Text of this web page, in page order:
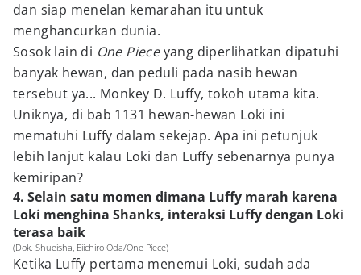
dan siap menelan kemarahan itu untuk
menghancurkan dunia.
Sosok lain di One Pieceyang diperlihatkan dipatuhi
banyak hewan, dan peduli pada nasib hewan
tersebut ya... Monkey D. Luffy, tokoh utama kita.
Uniknya, di bab 1131 hewan-hewan Loki ini
mematuhi Luffy dalam sekejap. Apa ini petunjuk
lebih lanjut kalau Loki dan Luffy sebenarnya punya
kemiripan?
4. Selain satu momen dimana Luffy marah karena
Loki menghina Shanks, interaksi Luffy dengan Loki
terasa baik
(Dok. Shueisha, Eiichiro Oda/One Piece)
Ketika Luffy pertama menemui Loki, sudah ada